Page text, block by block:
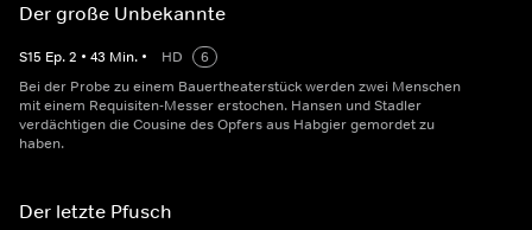
Der große Unbekannte
S15 Ep.2 • 43 Min. • HD
6
Bei der Probe zu einem Bauertheaterstück werden zwei Menschen
mit einem Requisiten-Messer erstochen. Hansen und Stadler
verdächtigen die Cousine des Opfers aus Habgier gemordet zu
haben.
Der letzte Pfusch